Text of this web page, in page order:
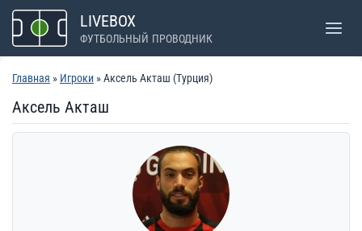
Перейти
содержимому
LIVEBOX
ФУТБОЛЬНЫЙ ПРОВОДНИК
Главная » Игроки » Аксель Акташ (Турция)
Аксель Акташ